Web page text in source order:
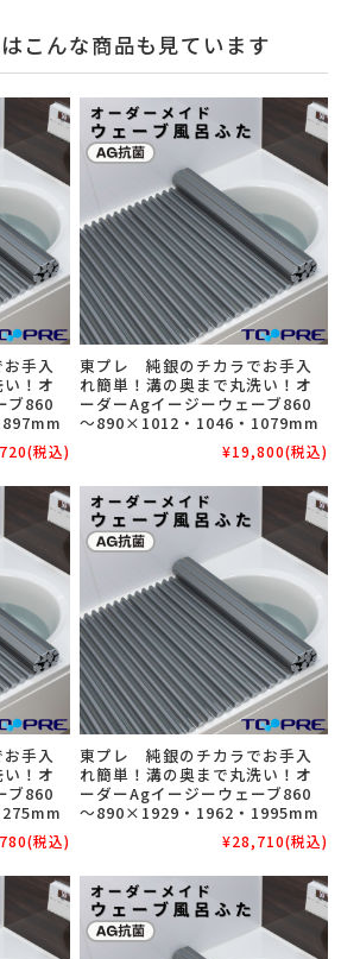
こんな商品も見ています
手入
！オ
ブ860
(税込)
東プレ 純銀のチカラでお手入
れ簡単！溝の奥まで丸洗い！オ
ーダーAgイージーウェーブ860
～890×1012・1046・1079mm
¥19,800(税込)
手入
！オ
ブ860
(税込)
東プレ 純銀のチカラでお手入
れ簡単！溝の奥まで丸洗い！オ
ーダーAgイージーウェーブ860
～890×1929・1962・1995mm
¥28,710(税込)